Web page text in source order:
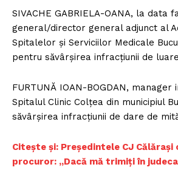
SIVACHE GABRIELA-OANA, la data
general/director general adjunct al
Spitalelor și Serviciilor Medicale
pentru săvârșirea infracțiunii de
FURTUNĂ IOAN-BOGDAN,
Spitalul Clinic Colțea din municipiul
săvârșirea infracțiunii de dare de
Citește și: Președintele CJ Călărași
procuror: „Dacă mă trimiţi în